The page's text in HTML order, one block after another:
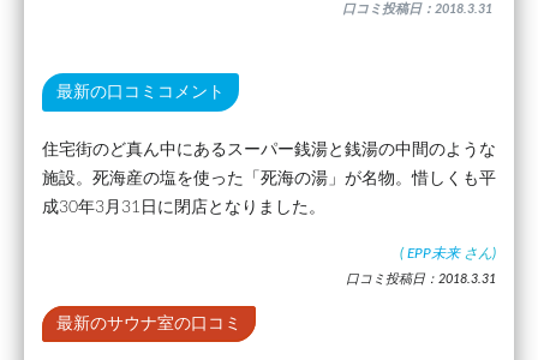
口コミ投稿日：2018.3.31
最新の口コミコメント
住宅街のど真ん中にあるスーパー銭湯と銭湯の中間のような
施設。死海産の塩を使った「死海の湯」が名物。惜しくも平
成30年3月31日に閉店となりました。
( EPP未来 さん)
口コミ投稿日：2018.3.31
最新のサウナ室の口コミ